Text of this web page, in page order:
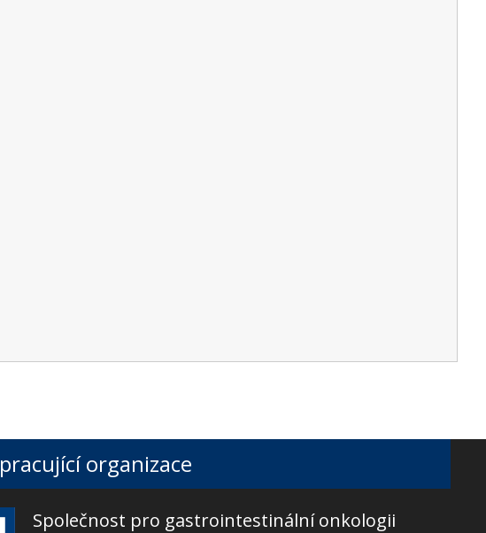
organizace
Společnost pro gastrointestinální onkologii